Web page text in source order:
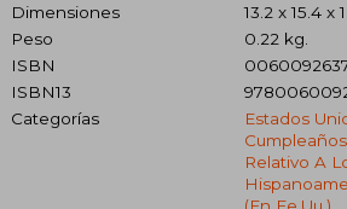
Dimensiones
13.2 x 15.4 x
Peso
0.22 kg.
ISBN
ISBN13
Categorías
Estados
Cumpleaños
Relativo A